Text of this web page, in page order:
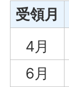
受領月
4月
6月